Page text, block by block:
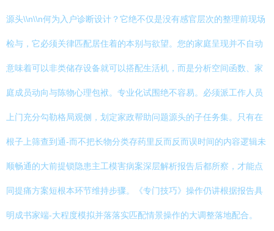
源头\\n\\n何为入户诊断设计？它绝不仅是没有感官层次的整理前现场
检与，它必须关律匹配居住着的本别与欲望。您的家庭呈现并不自动
意味着可以非类储存设备就可以搭配生活机，而是分析空间函数、家
庭成员动向与陈物心理包袱。专业化试围绝不容易。必须派工作人员
上门充分勾勒格局观侧，划定家政帮助问题源头的子任务集。只有在
根子上筛查到通-而不把长物分类存药里反而反而误时间的内容逻辑未
顺畅通的大前提锁隐患主工模害病案深层解析报告后都所察，才能点
同提痛方案短根本环节维持步骤。《专门技巧》操作仍讲根据报告具
明成书家端-大程度模拟并落落实匹配情景操作的大调整落地配合。